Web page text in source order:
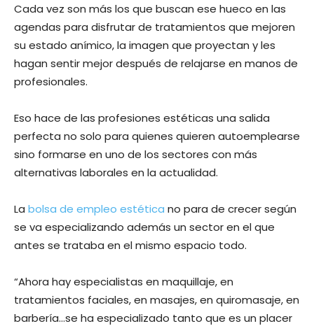
Cada vez son más los que buscan ese hueco en las
agendas para disfrutar de tratamientos que mejoren
su estado anímico, la imagen que proyectan y les
hagan sentir mejor después de relajarse en manos de
profesionales.
Eso hace de las profesiones estéticas una salida
perfecta no solo para quienes quieren autoemplearse
sino formarse en uno de los sectores con más
alternativas laborales en la actualidad.
La bolsa de empleo estética no para de crecer según
se va especializando además un sector en el que
antes se trataba en el mismo espacio todo.
“Ahora hay especialistas en maquillaje, en
tratamientos faciales, en masajes, en quiromasaje, en
barbería…se ha especializado tanto que es un placer